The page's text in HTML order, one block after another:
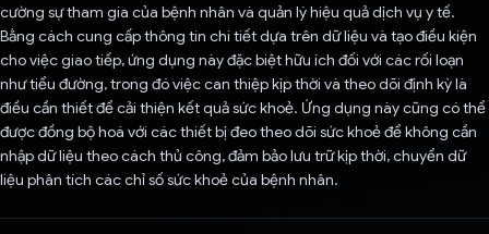
cường sự tham gia của bệnh nhân và quản lý hiệu quả dịch vụ y tế.
Bằng cách cung cấp thông tin chi tiết dựa trên dữ liệu và tạo điều kiện
cho việc giao tiếp, ứng dụng này đặc biệt hữu ích đối với các rối loạn
như tiểu đường, trong đó việc can thiệp kịp thời và theo dõi định kỳ là
điều cần thiết để cải thiện kết quả sức khoẻ. Ứng dụng này cũng có thể
được đồng bộ hoá với các thiết bị đeo theo dõi sức khoẻ để không cần
nhập dữ liệu theo cách thủ công, đảm bảo lưu trữ kịp thời, chuyển dữ
liệu phân tích các chỉ số sức khoẻ của bệnh nhân.